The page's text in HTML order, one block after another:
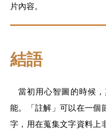
片內容。
結語
當初用心智圖的時候
能。「註解」可以在一個
字，用在蒐集文字資料上